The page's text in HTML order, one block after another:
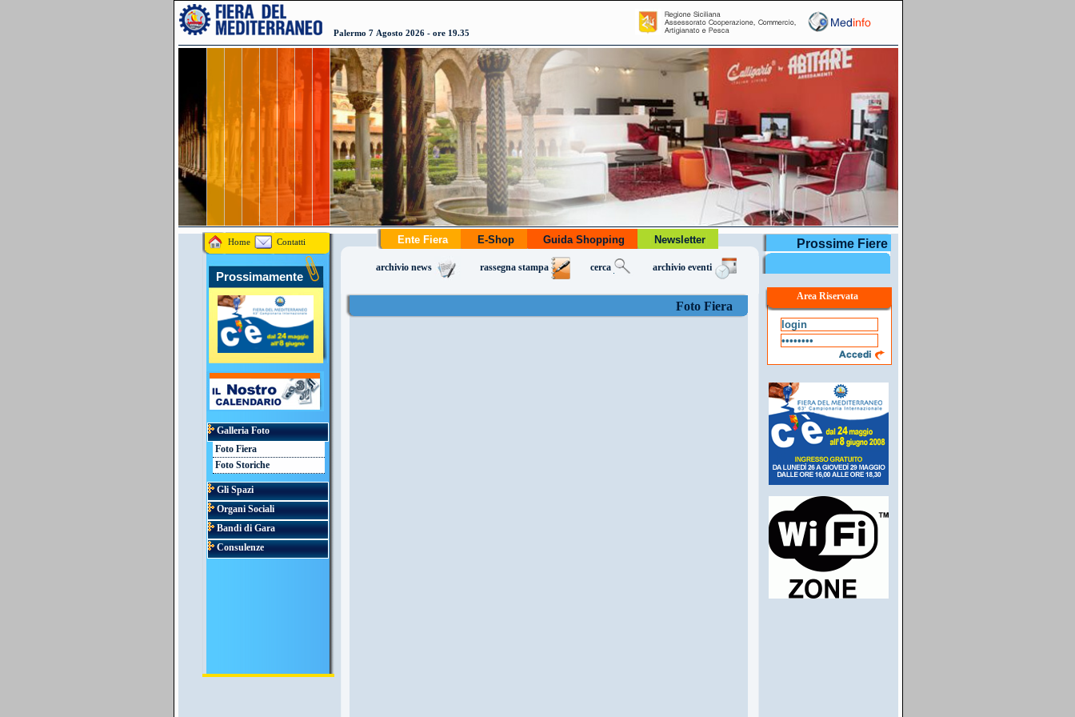
Palermo 7 Agosto 2026 - ore 19.35
Home Contatti
Prossimamente
Galleria Foto
Foto Fiera
Foto Storiche
Gli Spazi
Organi Sociali
Bandi di Gara
Consulenze
Prossime Fiere
Area Riservata
Ente Fiera E-Shop Guida Shopping Newsletter
archivio news rassegna stampa cerca archivio eventi
Foto Fiera